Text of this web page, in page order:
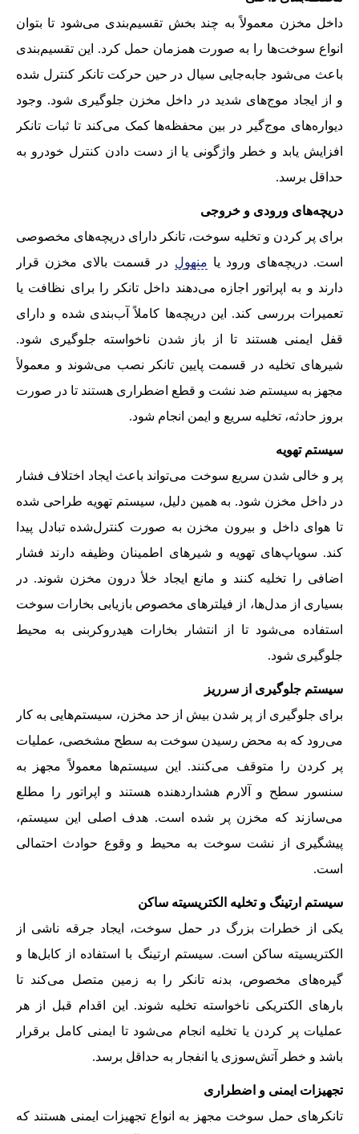
داخل مخزن معمولاً به چند بخش تقسیم‌بندی می‌شود تا بتوان
انواع سوخت‌ها را به صورت همزمان حمل کرد. این تقسیم‌بندی
باعث می‌شود جابه‌جایی سیال در حین حرکت تانکر کنترل شده
و از ایجاد موج‌های شدید در داخل مخزن جلوگیری شود. وجود
دیواره‌های موج‌گیر در بین محفظه‌ها کمک می‌کند تا ثبات تانکر
افزایش یابد و خطر واژگونی یا از دست دادن کنترل خودرو به
حداقل برسد.
دریچه‌های ورودی و خروجی
برای پر کردن و تخلیه سوخت، تانکر دارای دریچه‌های مخصوصی
است. دریچه‌های ورود یا منهول در قسمت بالای مخزن قرار
دارند و به اپراتور اجازه می‌دهند داخل تانکر را برای نظافت یا
تعمیرات بررسی کند. این دریچه‌ها کاملاً آب‌بندی شده و دارای
قفل ایمنی هستند تا از باز شدن ناخواسته جلوگیری شود.
شیرهای تخلیه در قسمت پایین تانکر نصب می‌شوند و معمولاً
مجهز به سیستم ضد نشت و قطع اضطراری هستند تا در صورت
بروز حادثه، تخلیه سریع و ایمن انجام شود.
سیستم تهویه
پر و خالی شدن سریع سوخت می‌تواند باعث ایجاد اختلاف فشار
در داخل مخزن شود. به همین دلیل، سیستم تهویه طراحی شده
تا هوای داخل و بیرون مخزن به صورت کنترل‌شده تبادل پیدا
کند. سوپاپ‌های تهویه و شیرهای اطمینان وظیفه دارند فشار
اضافی را تخلیه کنند و مانع ایجاد خلأ درون مخزن شوند. در
بسیاری از مدل‌ها، از فیلترهای مخصوص بازیابی بخارات سوخت
استفاده می‌شود تا از انتشار بخارات هیدروکربنی به محیط
جلوگیری شود.
سیستم جلوگیری از سرریز
برای جلوگیری از پر شدن بیش از حد مخزن، سیستم‌هایی به کار
می‌رود که به محض رسیدن سوخت به سطح مشخصی، عملیات
پر کردن را متوقف می‌کنند. این سیستم‌ها معمولاً مجهز به
سنسور سطح و آلارم هشداردهنده هستند و اپراتور را مطلع
می‌سازند که مخزن پر شده است. هدف اصلی این سیستم،
پیشگیری از نشت سوخت به محیط و وقوع حوادث احتمالی
است.
سیستم ارتینگ و تخلیه الکتریسیته ساکن
یکی از خطرات بزرگ در حمل سوخت، ایجاد جرقه ناشی از
الکتریسیته ساکن است. سیستم ارتینگ با استفاده از کابل‌ها و
گیره‌های مخصوص، بدنه تانکر را به زمین متصل می‌کند تا
بارهای الکتریکی ناخواسته تخلیه شوند. این اقدام قبل از هر
عملیات پر کردن یا تخلیه انجام می‌شود تا ایمنی کامل برقرار
باشد و خطر آتش‌سوزی یا انفجار به حداقل برسد.
تجهیزات ایمنی و اضطراری
تانکرهای حمل سوخت مجهز به انواع تجهیزات ایمنی هستند که